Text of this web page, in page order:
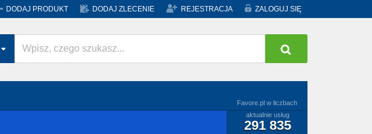
DODAJ PRODUKT DODAJ ZLECENIE REJESTRACJA ZALOGUJ SIĘ
Favore.pl w liczbach
aktualnie usług
291 835